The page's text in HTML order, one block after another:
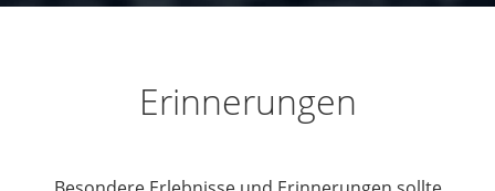
Erinnerungen